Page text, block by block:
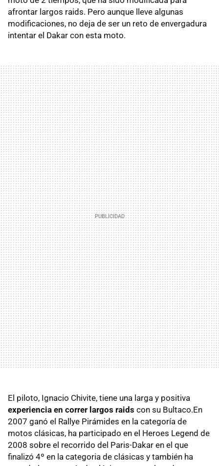
afrontar largos raids. Pero aunque lleve algunas
modificaciones, no deja de ser un reto de envergadura
intentar el Dakar con esta moto.
El piloto, Ignacio Chivite, tiene una larga y positiva
experiencia en correr largos raids con su Bultaco.En
2007 ganó el Rallye Pirámides en la categoría de
motos clásicas, ha participado en el Heroes Legend de
2008 sobre el recorrido del Paris-Dakar en el que
finalizó 4º en la categoria de clásicas y también ha